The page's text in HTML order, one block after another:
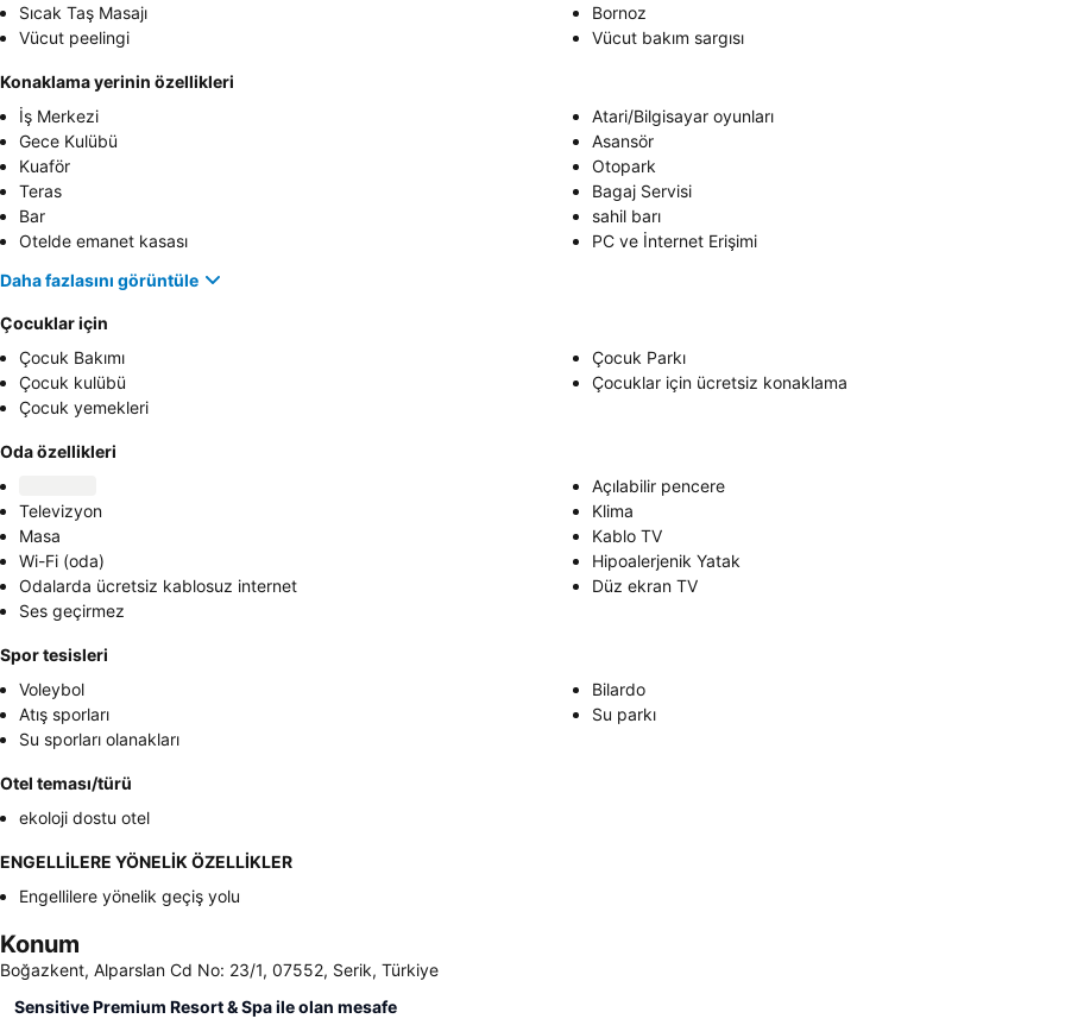
Sıcak Taş Masajı
Bornoz
Vücut peelingi
Vücut bakım sargısı
Konaklama yerinin özellikleri
İş Merkezi
Atari/Bilgisayar oyunları
Gece Kulübü
Asansör
Kuaför
Otopark
Teras
Bagaj Servisi
Bar
sahil barı
Otelde emanet kasası
PC ve İnternet Erişimi
Daha fazlasını görüntüle
Çocuklar için
Çocuk Bakımı
Çocuk Parkı
Çocuk kulübü
Çocuklar için ücretsiz konaklama
Çocuk yemekleri
Oda özellikleri
Açılabilir pencere
Televizyon
Klima
Masa
Kablo TV
Wi-Fi (oda)
Hipoalerjenik Yatak
Odalarda ücretsiz kablosuz internet
Düz ekran TV
Ses geçirmez
Spor tesisleri
Voleybol
Bilardo
Atış sporları
Su parkı
Su sporları olanakları
Otel teması/türü
ekoloji dostu otel
ENGELLİLERE YÖNELİK ÖZELLİKLER
Engellilere yönelik geçiş yolu
Konum
Boğazkent, Alparslan Cd No: 23/1, 07552, Serik, Türkiye
Sensitive Premium Resort & Spa ile olan mesafe